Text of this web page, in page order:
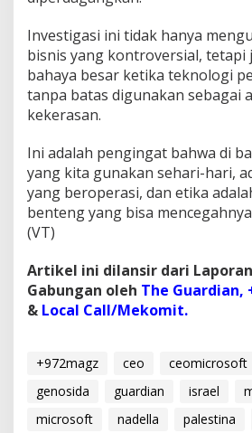
Investigasi ini tidak hanya
bisnis yang kontroversial, tetapi
bahaya besar ketika teknologi
tanpa batas digunakan sebagai
kekerasan.
Ini adalah pengingat bahwa di
yang kita gunakan sehari-hari,
yang beroperasi, dan etika
benteng yang bisa
(VT)
Artikel ini dilansir dari
Gabungan oleh The Guardian,
& Local Call/Mekomit.
+972magz ceo ceomicrosoft
genosida
guardian israel
microsoft
nadella palestina